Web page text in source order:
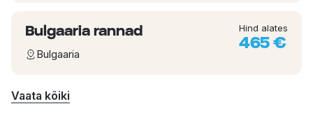
Bulgaaria rannad
Bulgaaria
Hind alates
465 €
Vaata kõiki